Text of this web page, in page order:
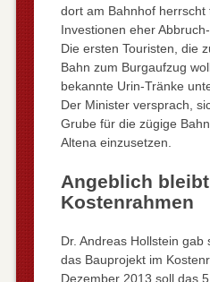
dort am Bahnhof herrscht
Investionen eher
Die ersten Touristen, die
Bahn zum Burgaufzug
bekannte Urin-Tränke
Der Minister versprach,
Grube für die zügige
Altena einzusetzen.
Angeblich
Kostenrahmen
Dr. Andreas Hollstein
das Bauprojekt im
Dezember 2013 soll das